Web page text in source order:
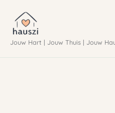
naar
deJouw Hart | Jouw Thuis | Jouw